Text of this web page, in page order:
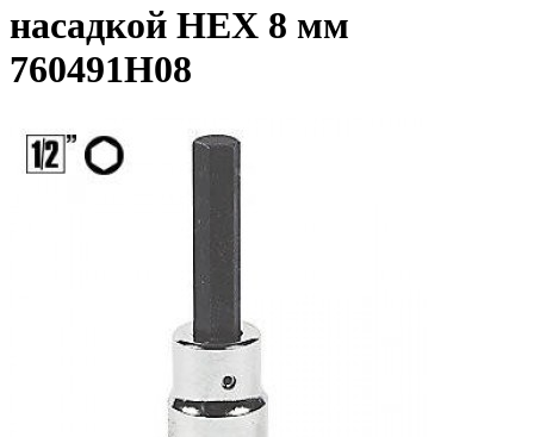
насадкой HEX 8 мм
760491H08